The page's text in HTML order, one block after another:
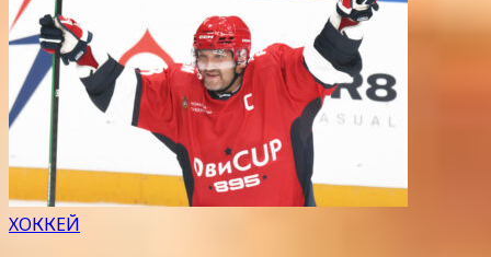
ХОККЕЙ